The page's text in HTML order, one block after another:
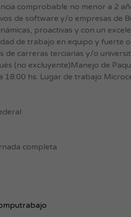
comprobable no menor a 2
de software y/o empresas de
proactivas y con un
de trabajo en equipo y fuerte
de carreras terciarias y/o
(no excluyente)Manejo de
18:00 hs. Lugar de trabajo
completa